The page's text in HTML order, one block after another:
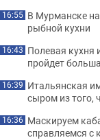
16:55 В Мурманске
рыбной кухни
16:43 Полевая кухня
пройдет
16:39 Итальянская
сыром из того,
16:36 Маскируем
справляемся с